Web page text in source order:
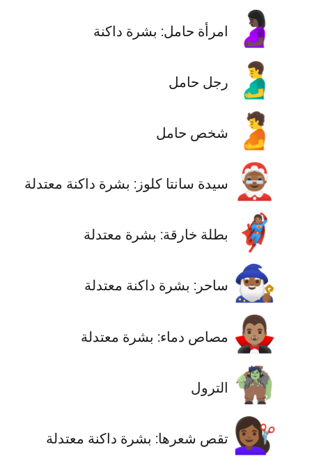
🤰🏿 امرأة حامل: بشرة داكنة
🫃 رجل حامل
🫄 شخص حامل
🤶🏾 سيدة سانتا كلوز: بشرة داكنة معتدلة
🦸🏽‍♀️ بطلة خارقة: بشرة معتدلة
🧙🏾‍♂️ ساحر: بشرة داكنة معتدلة
🧛🏽‍♂️ مصاص دماء: بشرة معتدلة
🧌 الترول
💇🏾‍♀️ تقص شعرها: بشرة داكنة معتدلة